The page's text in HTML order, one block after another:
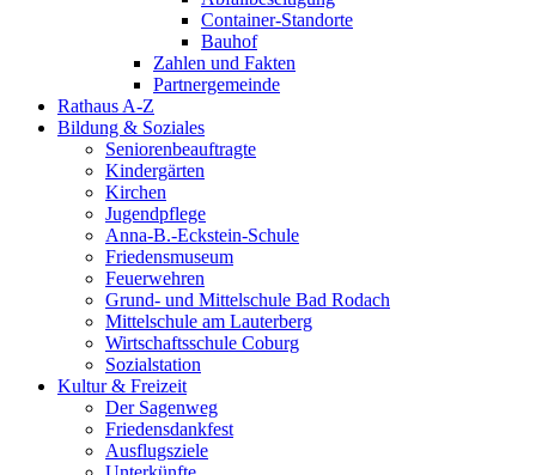
Container-Standorte
Bauhof
Zahlen und Fakten
Partnergemeinde
Rathaus A-Z
Bildung & Soziales
Seniorenbeauftragte
Kindergärten
Kirchen
Jugendpflege
Anna-B.-Eckstein-Schule
Friedensmuseum
Feuerwehren
Grund- und Mittelschule Bad Rodach
Mittelschule am Lauterberg
Wirtschaftsschule Coburg
Sozialstation
Kultur & Freizeit
Der Sagenweg
Friedensdankfest
Ausflugsziele